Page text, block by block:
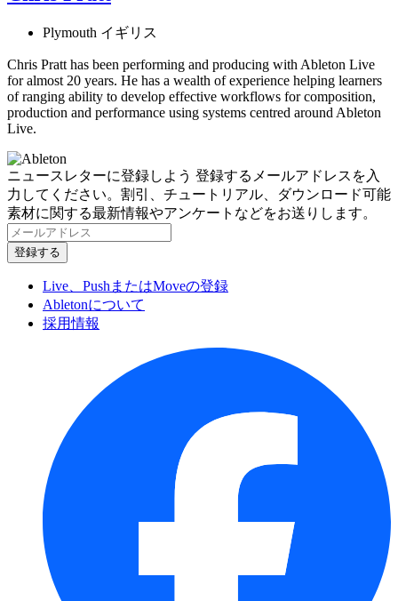
Plymouth イギリス
Chris Pratt has been performing and producing with Ableton Live
for almost 20 years. He has a wealth of experience helping learners
of ranging ability to develop effective workflows for composition,
production and performance using systems centred around Ableton
Live.
ニュースレターに登録しよう 登録するメールアドレスを入
力してください。割引、チュートリアル、ダウンロード可能
素材に関する最新情報やアンケートなどをお送りします。
Live、PushまたはMoveの登録
Abletonについて
採用情報